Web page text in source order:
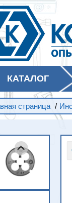
КАТАЛОГ
страница /